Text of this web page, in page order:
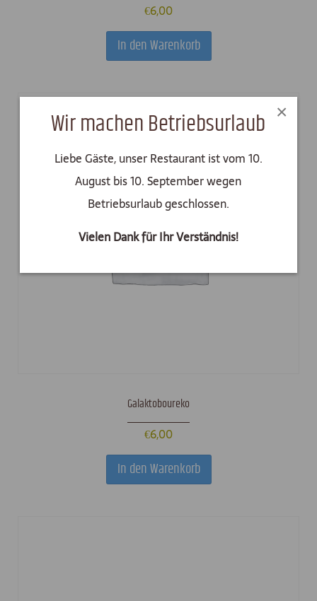
Wir machen Betriebsurlaub
Liebe Gäste, unser Restaurant ist vom 10.
August bis 10. September wegen
Betriebsurlaub geschlossen.
Vielen Dank für Ihr Verständnis!
×
€6,00
In den Warenkorb
Galaktoboureko
€6,00
In den Warenkorb